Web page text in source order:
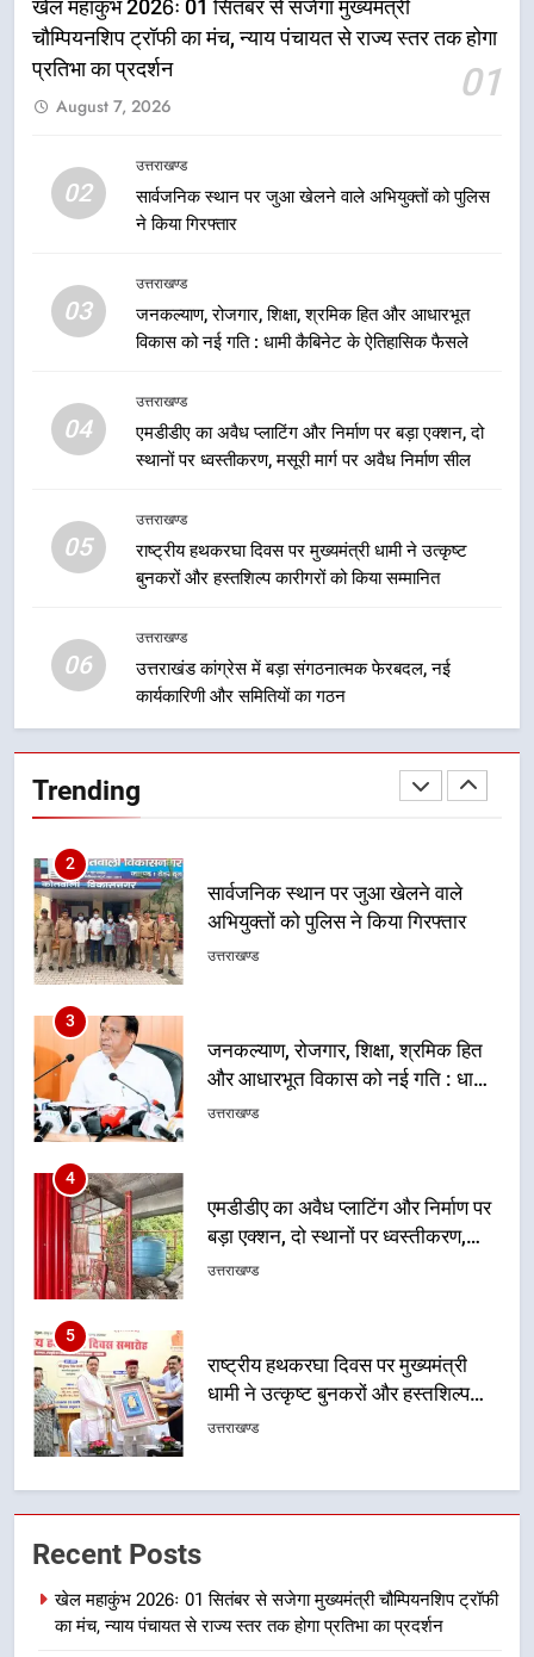
खेल महाकुंभ 2026ः 01 सितंबर से सजेगा मुख्यमंत्री
चौम्पियनशिप ट्रॉफी का मंच, न्याय पंचायत से राज्य स्तर तक होगा
प्रतिभा का प्रदर्शन
01
August 7, 2026
02
उत्तराखण्ड
सार्वजनिक स्थान पर जुआ खेलने वाले अभियुक्तों को पुलिस
ने किया गिरफ्तार
03
उत्तराखण्ड
जनकल्याण, रोजगार, शिक्षा, श्रमिक हित और आधारभूत
विकास को नई गति : धामी कैबिनेट के ऐतिहासिक फैसले
04
उत्तराखण्ड
एमडीडीए का अवैध प्लाटिंग और निर्माण पर बड़ा एक्शन, दो
स्थानों पर ध्वस्तीकरण, मसूरी मार्ग पर अवैध निर्माण सील
05
उत्तराखण्ड
राष्ट्रीय हथकरघा दिवस पर मुख्यमंत्री धामी ने उत्कृष्ट
बुनकरों और हस्तशिल्प कारीगरों को किया सम्मानित
06
उत्तराखण्ड
उत्तराखंड कांग्रेस में बड़ा संगठनात्मक फेरबदल, नई
कार्यकारिणी और समितियों का गठन
Trending
5
का गठन
उत्तराखण्ड
मुख्यमंत्री धामी बोले- युवाओं को रोजगार
देना सरकार की सर्वोच्च प्राथमिकता, आने
8
दिल्ली-देहरादून आर्थिक कॉरिडोर से जुड़ी
गुणवत्तापूर्ण निर्माण सुनिश्चित करने के
निर्देश, सुरक्षा मानकों से कोई समझौता
मुख्यमंत्री चौम्पियनशिप ट्रॉफी का मंच,
न्याय पंचायत से राज्य स्तर तक होगा
2
सार्वजनिक स्थान पर जुआ खेलने वाले
अभियुक्तों को पुलिस ने किया गिरफ्तार
उत्तराखण्ड
3
जनकल्याण, रोजगार, शिक्षा, श्रमिक हित
और आधारभूत विकास को नई गति : धामी
कैबिनेट के ऐतिहासिक फैसले
उत्तराखण्ड
4
एमडीडीए का अवैध प्लाटिंग और निर्माण पर
बड़ा एक्शन, दो स्थानों पर ध्वस्तीकरण,
मसूरी मार्ग पर अवैध निर्माण सील
उत्तराखण्ड
5
राष्ट्रीय हथकरघा दिवस पर मुख्यमंत्री
धामी ने उत्कृष्ट बुनकरों और हस्तशिल्प
कारीगरों को किया सम्मानित
उत्तराखण्ड
6
उत्तराखण्ड
Recent Posts
खेल महाकुंभ 2026ः 01 सितंबर से सजेगा मुख्यमंत्री चौम्पियनशिप ट्रॉफी
का मंच, न्याय पंचायत से राज्य स्तर तक होगा प्रतिभा का प्रदर्शन